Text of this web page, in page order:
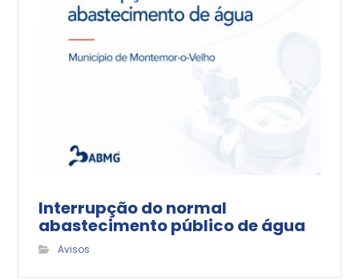
Interrupção do normal
abastecimento público de água
Avisos